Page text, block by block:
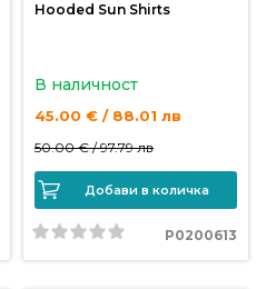
Hooded Sun Shirts
В наличност
45.00 € / 88.01 лв
50.00 € /97.79 лв
Добави в количка
P0200613